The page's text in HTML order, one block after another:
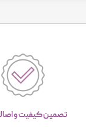
تصمین کیفیت و